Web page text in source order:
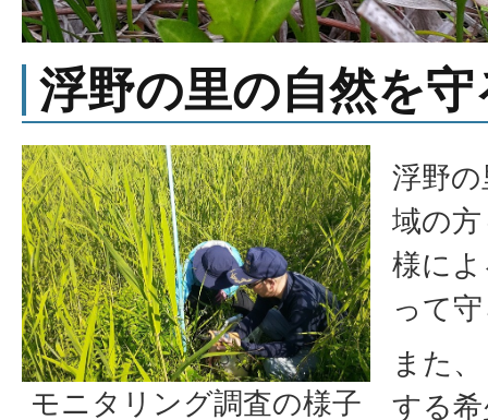
浮野の里の自然を守
モニタリング調査の様子
浮野
域の
様に
って
また
する